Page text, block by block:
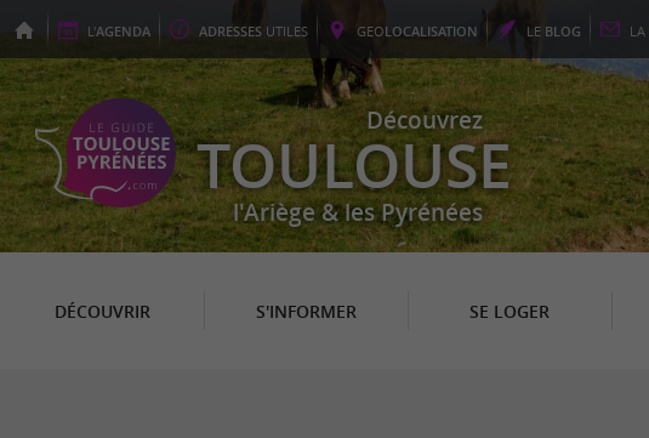
L'AGENDA ADRESSES UTILES GEOLOCALISATION LE BLOG LA
Découvrez
TOULOUSE
l'Ariège & les Pyrénées
DÉCOUVRIR S'INFORMER SE LOGER